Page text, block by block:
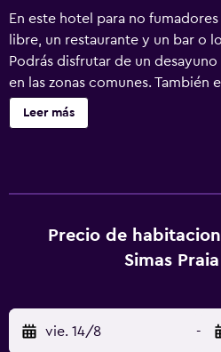
En este hotel para no
libre, un restaurante y un bar o
Podrás disfrutar de un
en las zonas comunes. También
playa, un bar junto a la piscina y
Praia Hotel ofrece 80
para las personas de negocios
teléfono. Se ofrece servicio de
actividades de ocio y
abajo en las instalaciones o
Leer más
Precio de
Simas
vie. 14/8 -